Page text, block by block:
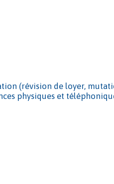
(révision de loyer,
physiques et